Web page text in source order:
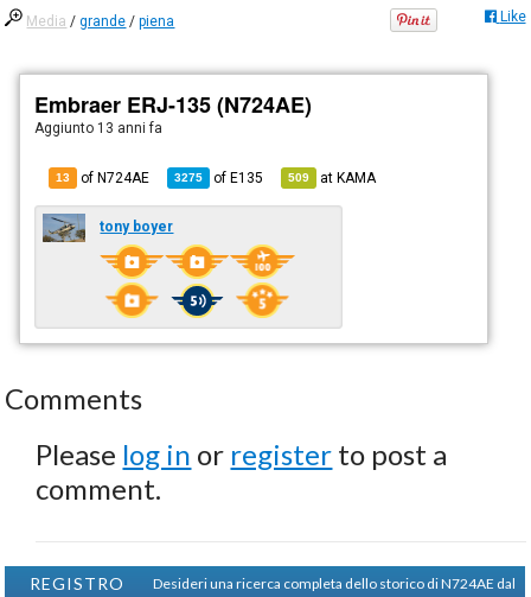
Media /grande /piena Like
Embraer ERJ-135 (N724AE)
Aggiunto 13 anni fa
13 of N724AE 3275 ofE135 509 atKAMA
tony boyer
Comments
Please log in or register to post a
comment.
REGISTRO
Desideri una ricerca completa dello storico di N724AE dal